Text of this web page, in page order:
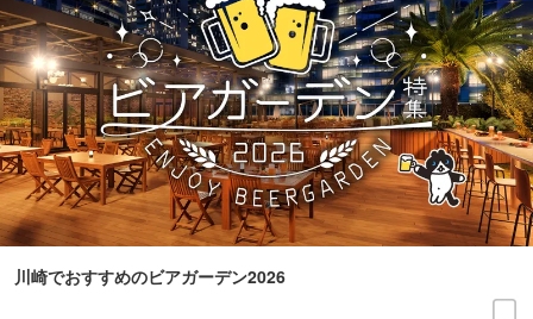
川崎でおすすめのビアガーデン2026